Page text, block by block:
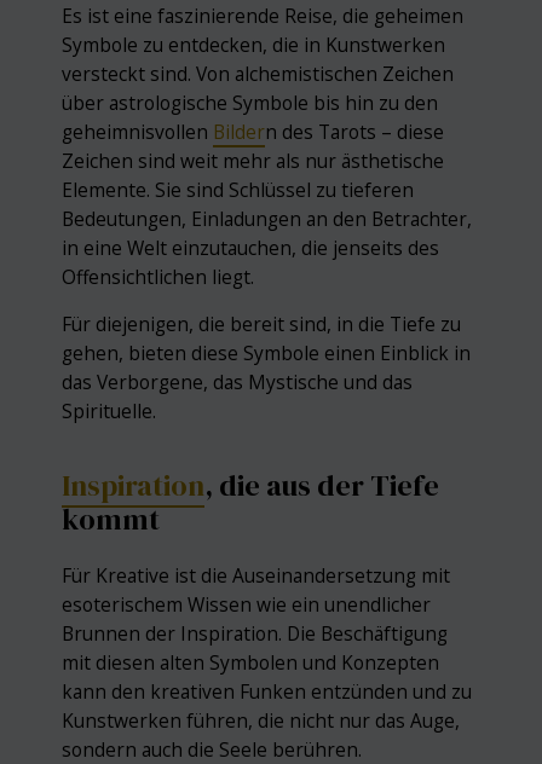
Es ist eine faszinierende Reise, die geheimen
Symbole zu entdecken, die in Kunstwerken
versteckt sind. Von alchemistischen Zeichen
über astrologische Symbole bis hin zu den
geheimnisvollen Bildern des Tarots – diese
Zeichen sind weit mehr als nur ästhetische
Elemente. Sie sind Schlüssel zu tieferen
Bedeutungen, Einladungen an den Betrachter,
in eine Welt einzutauchen, die jenseits des
Offensichtlichen liegt.
Für diejenigen, die bereit sind, in die Tiefe zu
gehen, bieten diese Symbole einen Einblick in
das Verborgene, das Mystische und das
Spirituelle.
Inspiration, die aus der Tiefe
kommt
Für Kreative ist die Auseinandersetzung mit
esoterischem Wissen wie ein unendlicher
Brunnen der Inspiration. Die Beschäftigung
mit diesen alten Symbolen und Konzepten
kann den kreativen Funken entzünden und zu
Kunstwerken führen, die nicht nur das Auge,
sondern auch die Seele berühren.